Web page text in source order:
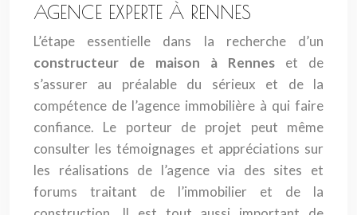
AGENCE EXPERTE À RENNES
L’étape essentielle dans la recherche d’un
constructeur de maison à Rennes et de
s’assurer au préalable du sérieux et de la
compétence de l’agence immobilière à qui faire
confiance. Le porteur de projet peut même
consulter les témoignages et appréciations sur
les réalisations de l’agence via des sites et
forums traitant de l’immobilier et de la